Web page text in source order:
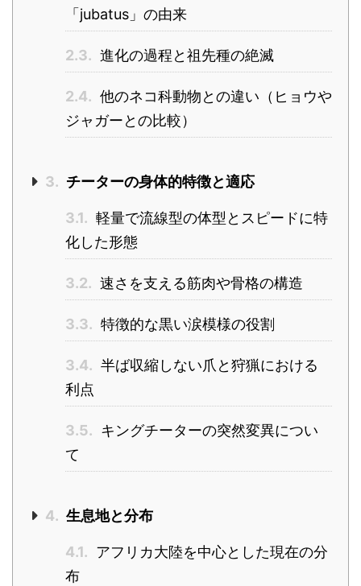
「jubatus」の由来
2.3. 進化の過程と祖先種の絶滅
2.4. 他のネコ科動物との違い（ヒョウや
ジャガーとの比較）
3. チーターの身体的特徴と適応
3.1. 軽量で流線型の体型とスピードに特
化した形態
3.2. 速さを支える筋肉や骨格の構造
3.3. 特徴的な黒い涙模様の役割
3.4. 半ば収縮しない爪と狩猟における
利点
3.5. キングチーターの突然変異につい
て
4. 生息地と分布
4.1. アフリカ大陸を中心とした現在の分
布